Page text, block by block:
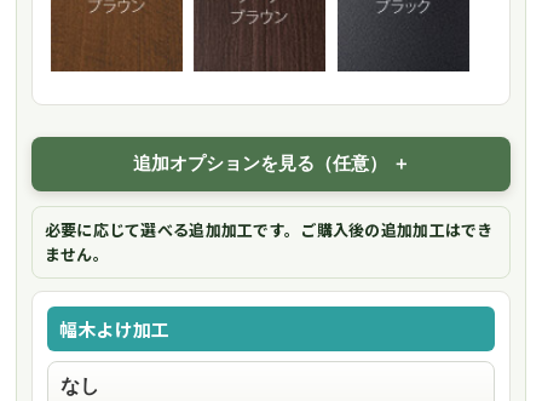
追加オプションを見る（任意）
必要に応じて選べる追加加工です。ご購入後の追加加工はでき
ません。
幅木よけ加工